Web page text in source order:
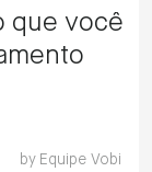
que você
by Equipe Vobi